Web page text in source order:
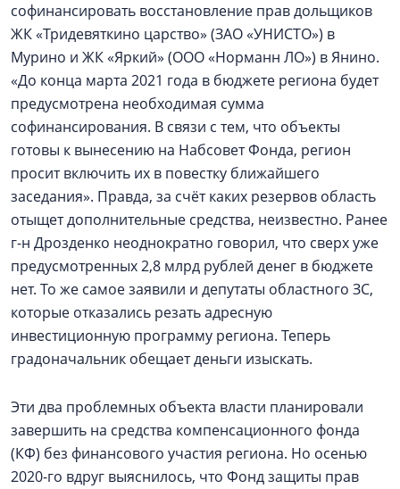
софинансировать восстановление прав дольщиков
ЖК «Тридевяткино царство» (ЗАО «УНИСТО») в
Мурино и ЖК «Яркий» (ООО «Норманн ЛО») в Янино.
«До конца марта 2021 года в бюджете региона будет
предусмотрена необходимая сумма
софинансирования. В связи с тем, что объекты
готовы к вынесению на Набсовет Фонда, регион
просит включить их в повестку ближайшего
заседания». Правда, за счёт каких резервов область
отыщет дополнительные средства, неизвестно. Ранее
г-н Дрозденко неоднократно говорил, что сверх уже
предусмотренных 2,8 млрд рублей денег в бюджете
нет. То же самое заявили и депутаты областного ЗС,
которые отказались резать адресную
инвестиционную программу региона. Теперь
градоначальник обещает деньги изыскать.
Эти два проблемных объекта власти планировали
завершить на средства компенсационного фонда
(КФ) без финансового участия региона. Но осенью
2020-го вдруг выяснилось, что Фонд защиты прав